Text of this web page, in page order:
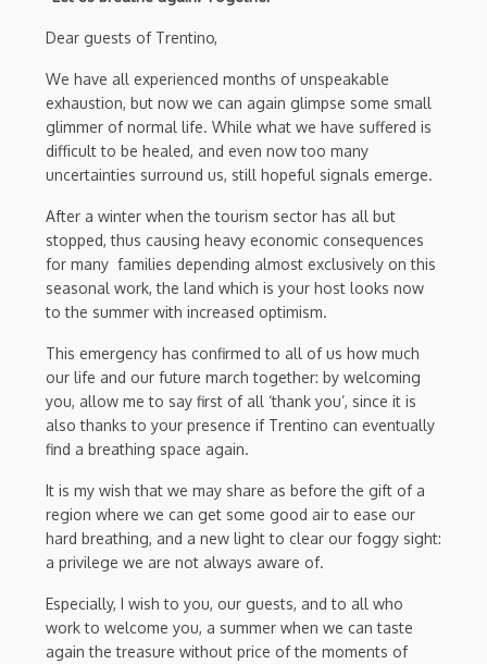
Dear guests of Trentino,
We have all experienced months of unspeakable
exhaustion, but now we can again glimpse some small
glimmer of normal life. While what we have suffered is
difficult to be healed, and even now too many
uncertainties surround us, still hopeful signals emerge.
After a winter when the tourism sector has all but
stopped, thus causing heavy economic consequences
for many families depending almost exclusively on this
seasonal work, the land which is your host looks now
to the summer with increased optimism.
This emergency has confirmed to all of us how much
our life and our future march together: by welcoming
you, allow me to say first of all ‘thank you’, since it is
also thanks to your presence if Trentino can eventually
find a breathing space again.
It is my wish that we may share as before the gift of a
region where we can get some good air to ease our
hard breathing, and a new light to clear our foggy sight:
a privilege we are not always aware of.
Especially, I wish to you, our guests, and to all who
work to welcome you, a summer when we can taste
again the treasure without price of the moments of